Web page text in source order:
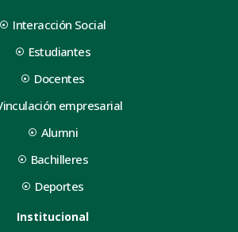
Interacción Social
Estudiantes
Docentes
empresarial
Alumni
Bachilleres
Deportes
Institucional